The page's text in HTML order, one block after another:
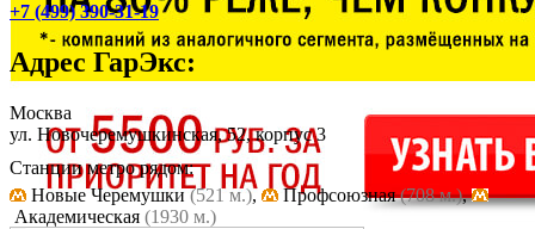
+7 (499) 390-31-19
Адрес ГарЭкс:
Москва
ул. Новочеремушкинская, 52, корпус 3
Станции метро рядом:
Новые Черемушки(521 м.), Профсоюзная(708 м.),
Академическая (1930 м.)